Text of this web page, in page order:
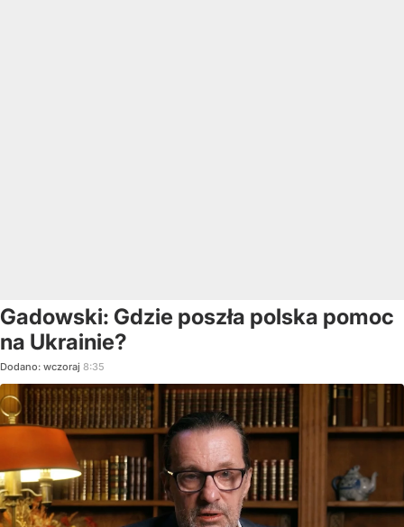
Gadowski: Gdzie poszła polska pomoc
na Ukrainie?
Dodano: wczoraj 8:35